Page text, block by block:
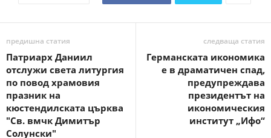
предишна статия
Патриарх Даниил
отслужи света литургия
по повод храмовия
празник на
кюстендилската църква
"Св. вмчк Димитър
Солунски"
следваща статия
Германската икономика
е в драматичен спад,
предупреждава
президентът на
икономическия
институт „Ифо“